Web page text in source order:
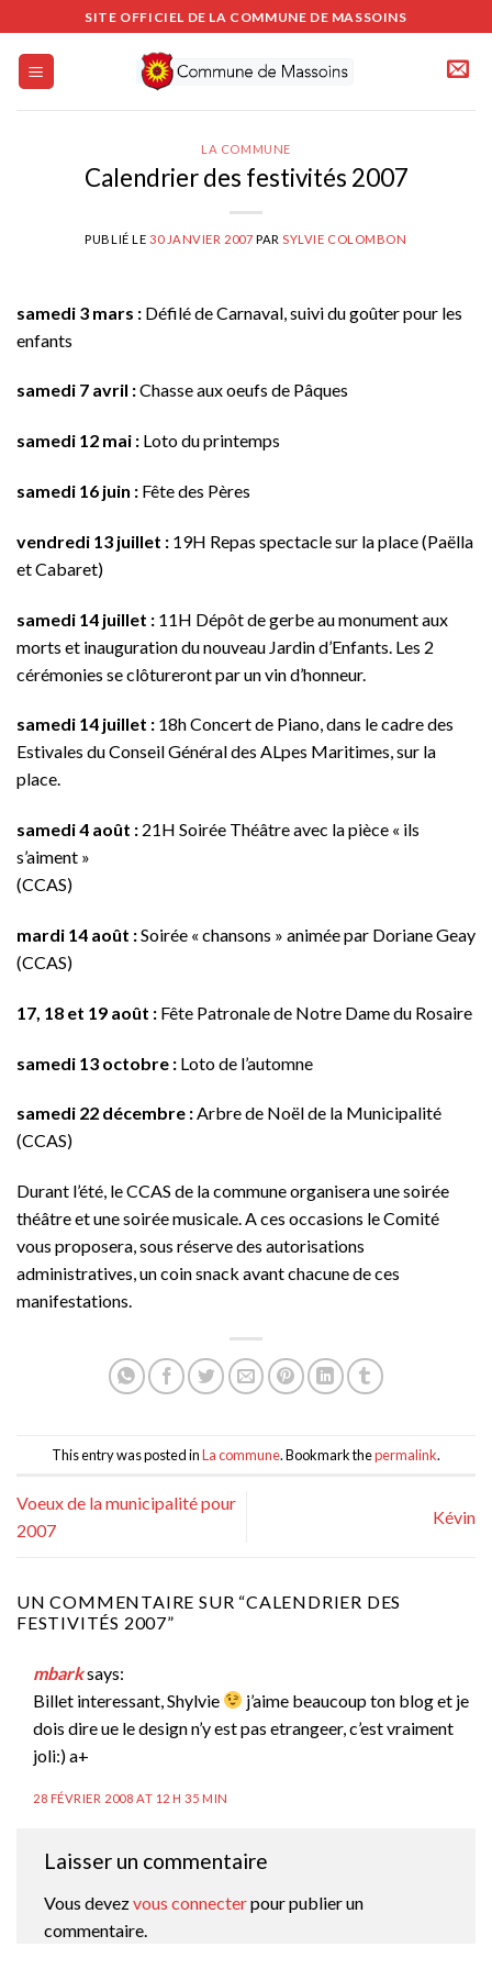
au
contenu
SITE OFFICIEL DE LA COMMUNE DE MASSOINS
LA COMMUNE
Calendrier des festivités 2007
PUBLIÉ LE 30 JANVIER 2007 PAR SYLVIE COLOMBON
samedi 3 mars : Défilé de Carnaval, suivi du goûter pour les
enfants
samedi 7 avril :Chasse aux oeufs de Pâques
samedi 12 mai : Loto du printemps
samedi 16 juin : Fête des Pères
vendredi 13 juillet : 19H Repas spectacle sur la place (Paëlla
et Cabaret)
samedi 14 juillet : 11H Dépôt de gerbe au monument aux
morts et inauguration du nouveau Jardin d’Enfants. Les 2
cérémonies se clôtureront par un vin d’honneur.
samedi 14 juillet : 18h Concert de Piano, dans le cadre des
Estivales du Conseil Général des ALpes Maritimes, sur la
place.
samedi 4 août : 21H Soirée Théâtre avec la pièce « ils
s’aiment »
(CCAS)
mardi 14 août :Soirée « chansons » animée par Doriane Geay
(CCAS)
17, 18 et 19 août : Fête Patronale de Notre Dame du Rosaire
samedi 13 octobre : Loto de l’automne
samedi 22 décembre :Arbre de Noël de la Municipalité
(CCAS)
Durant l’été, le CCAS de la commune organisera une soirée
théâtre et une soirée musicale. A ces occasions le Comité
vous proposera, sous réserve des autorisations
administratives, un coin snack avant chacune de ces
manifestations.
This entry was posted inLa commune. Bookmark thepermalink.
Voeux de la municipalité pour
2007
Kévin
UN COMMENTAIRE SUR “CALENDRIER DES
FESTIVITÉS 2007”
mbarksays:
Billet interessant, Shylvie
j’aime beaucoup ton blog et je
dois dire ue le design n’y est pas etrangeer, c’est vraiment
joli:) a+
28 FÉVRIER 2008 AT 12 H 35 MIN
Laisser un commentaire
Vous devezvous connecterpour publier un
commentaire.